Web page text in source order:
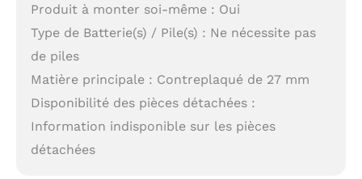
Produit à monter soi-même : Oui
Type de Batterie(s) / Pile(s) : Ne nécessite pas
de piles
Matière principale : Contreplaqué de 27 mm
Disponibilité des pièces détachées :
Information indisponible sur les pièces
détachées